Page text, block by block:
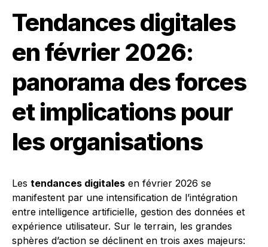
Tendances digitales
en février 2026:
panorama des forces
et implications pour
les organisations
Les tendances digitales en février 2026 se
manifestent par une intensification de l’intégration
entre intelligence artificielle, gestion des données et
expérience utilisateur. Sur le terrain, les grandes
sphères d’action se déclinent en trois axes majeurs: